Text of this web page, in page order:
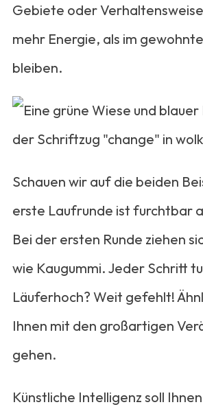
Gebiete oder
mehr Energie, als im
bleiben.
Schauen wir auf die beiden
erste Laufrunde ist furchtbar
Bei der ersten Runde ziehen
wie Kaugummi. Jeder Schritt
Läuferhoch? Weit gefehlt!
Ihnen mit den großartigen
gehen.
Künstliche Intelligenz soll